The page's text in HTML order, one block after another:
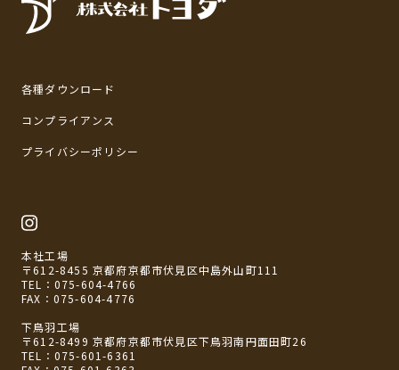
各種ダウンロード
コンプライアンス
プライバシーポリシー
本社工場
〒612-8455 京都府京都市伏見区中島外山町111
TEL： 075-604-4766
FAX：075-604-4776
下鳥羽工場
〒612-8499 京都府京都市伏見区下鳥羽南円面田町26
TEL： 075-601-6361